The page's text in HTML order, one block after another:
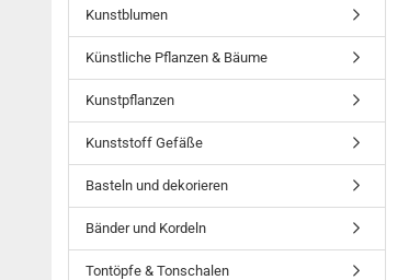
Kunstblumen
Künstliche Pflanzen & Bäume
Kunstpflanzen
Kunststoff Gefäße
Basteln und dekorieren
Bänder und Kordeln
Tontöpfe & Tonschalen